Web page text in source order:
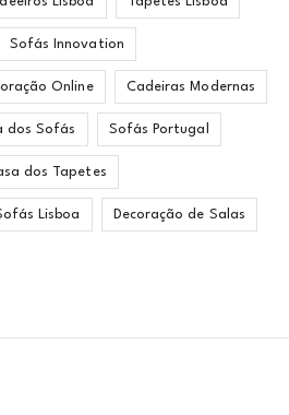
Sofás Innovation
Online Cadeiras Modernas
dos Sofás Sofás Portugal
dos Tapetes
Lisboa Decoração de Salas